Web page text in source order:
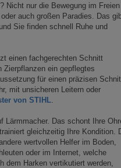
Nicht nur die Bewegung im
auch großen Paradies. Das
Sie finden schnell Ruhe und
einen fachgerechten Schnitt
Zierpflanzen ein gepflegtes
für einen präzisen
mit unsicheren Leitern oder
von STIHL.
Lärmmacher. Das schont Ihre
gleichzeitig Ihre Kondition.
wertvollen Helfer im Boden,
oder im Internet, welche
dem Harken vertikutiert werden,